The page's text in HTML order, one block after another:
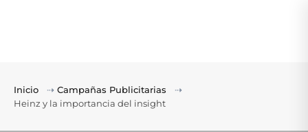
Inicio ⇢ Campañas Publicitarias
⇢
Heinz y la importancia del insight